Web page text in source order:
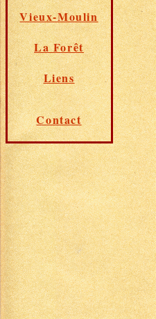
Vieux-Moulin
La Forêt
Liens
Contact